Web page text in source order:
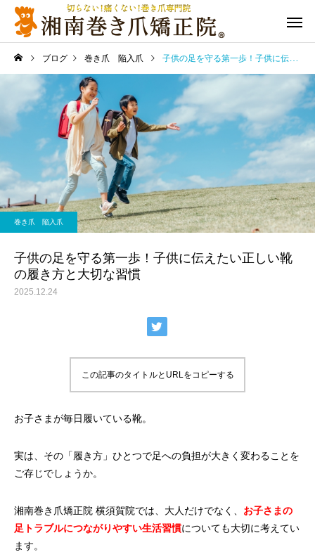
ブログ 巻き爪 陥入爪 子供の足を守る第一歩！子供に伝えたい正しい靴の履き方と大切な習慣
巻き爪 陥入爪
子供の足を守る第一歩！子供に伝えたい正しい靴
の履き方と大切な習慣
2025.12.24
この記事のタイトルとURLをコピーする
お子さまが毎日履いている靴。
実は、その「履き方」ひとつで足への負担が大きく変わることを
ご存じでしょうか。
湘南巻き爪矯正院 横須賀院では、大人だけでなく、 お子さまの
足トラブルにつながりやすい生活習慣についても大切に考えてい
ます。